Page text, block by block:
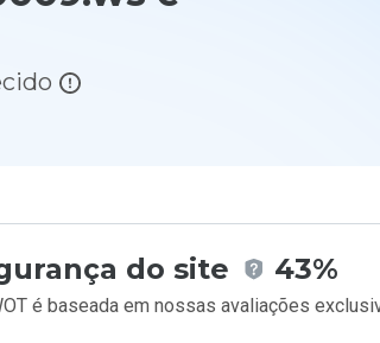
do site 43%
é baseada em nossas avaliações